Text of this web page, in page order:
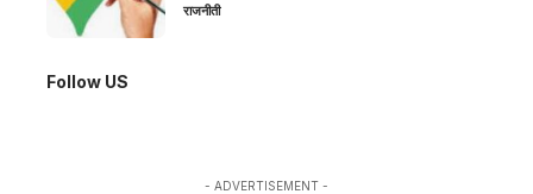
राजनीती
Follow US
- ADVERTISEMENT -